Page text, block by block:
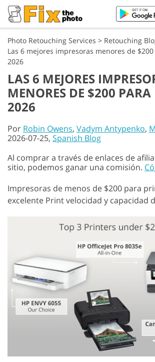
Photo Retouching Services > Retouching
Las 6 mejores impresoras menores de
2026
LAS 6 MEJORES
MENORES DE $200 PARA
2026
Por Robin Owens, Vadym Antypenko,
2026-07-25, Spanish Blog
Al comprar a través de enlaces de
sitio, podemos ganar una comisión.
Impresoras de menos de $200 para
excelente Print velocidad y capacidad